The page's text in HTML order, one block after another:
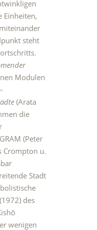
Einheiten,
steht
Modulen
(Arata
die
(Peter
Crompton u.
Stadt
des
wenigen